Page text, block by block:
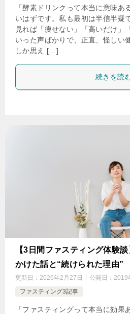
「酵素ドリンクって本当に意味あ
いはずです。私も最初は半信半疑
見れば「痩せない」「高いだけ」
いった声ばかりで、正直、怪しい
しか思え […]
続きを読
【3日間ファスティング体験
かけた話と“続けられた理由”
更新日： 2026年2月27日 公開日： 2019
ファスティング3記事
「ファスティングって本当に効果